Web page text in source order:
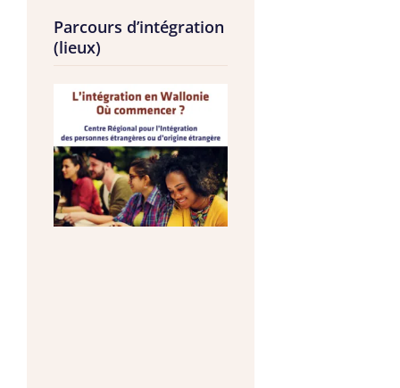
Parcours d’intégration
(lieux)